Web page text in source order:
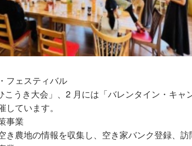
フェスティバル
こうき大会」、2 月には「バレンタイン・キャ
しています。
事業
き農地の情報を収集し、空き家バンク登録、訪